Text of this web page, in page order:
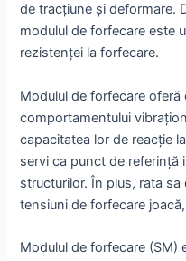
de tracțiune și deformare.
modulul de forfecare este
rezistenței la forfecare.
Modulul de forfecare oferă
comportamentului
capacitatea lor de reacție
servi ca punct de referință
structurilor. În plus, rata
tensiuni de forfecare
Modulul de forfecare (SM)